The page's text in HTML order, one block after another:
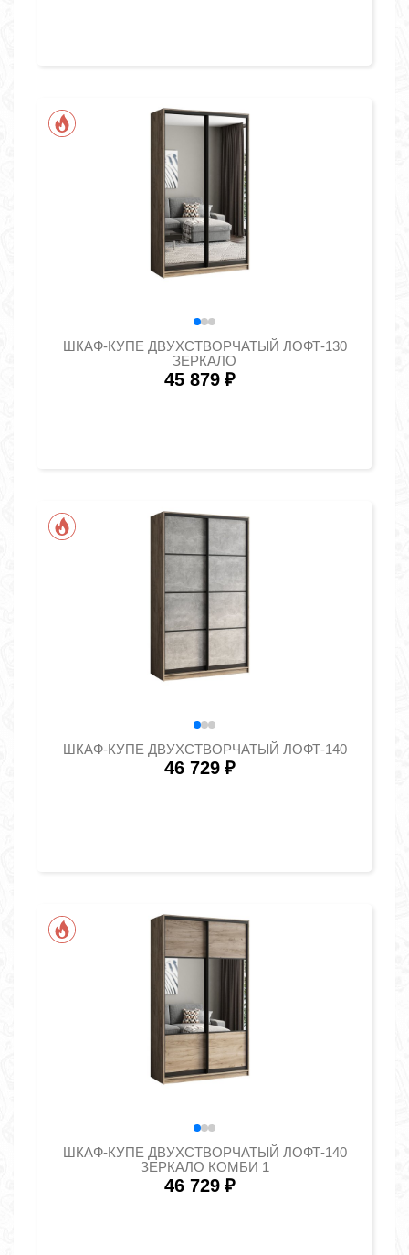
ШКАФ-КУПЕ ДВУХСТВОРЧАТЫЙ ЛОФТ-130
ЗЕРКАЛО
45 879 ₽
ШКАФ-КУПЕ ДВУХСТВОРЧАТЫЙ ЛОФТ-140
46 729 ₽
ШКАФ-КУПЕ ДВУХСТВОРЧАТЫЙ ЛОФТ-140
ЗЕРКАЛО КОМБИ 1
46 729 ₽